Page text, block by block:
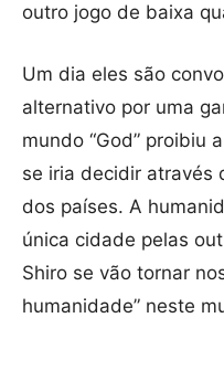
outro jogo de baixa
Um dia eles são
alternativo por uma
mundo “God” proibiu
se iria decidir através
dos países. A
única cidade pelas
Shiro se vão tornar
humanidade” neste